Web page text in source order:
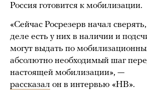
Россия готовится к мобилизации.
«Сейчас Росрезерв начал
деле есть у них в наличии и
могут выдать по
абсолютно необходимый шаг
настоящей мобилизации», —
рассказал он в интервью «НВ».